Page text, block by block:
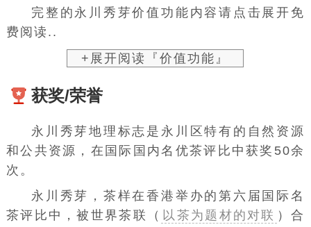
完整的永川秀芽价值功能内容请点击展开免
费阅读..
+展开阅读『价值功能』
获奖/荣誉
永川秀芽地理标志是永川区特有的自然资源
和公共资源，在国际国内名优茶评比中获奖50余
次。
永川秀芽，茶样在香港举办的第六届国际名
茶评比中，被 世界茶联（ 以茶为题材的对联 ）合